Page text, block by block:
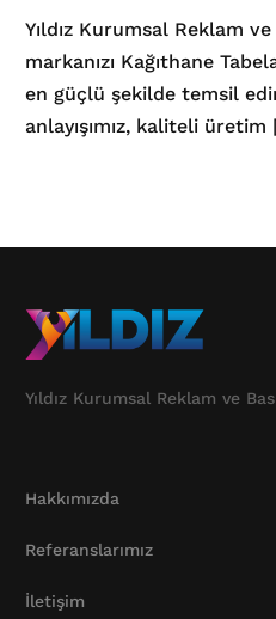
Yıldız Kurumsal Reklam
markanızı Kağıthane
en güçlü şekilde temsil
anlayışımız, kaliteli
Yıldız Kurumsal Reklam ve
Hakkımızda
Referanslarımız
İletişim